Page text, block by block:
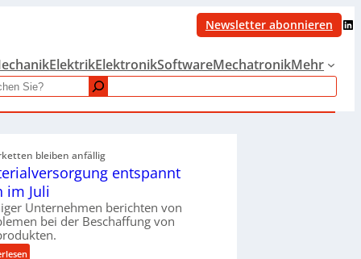
Newsletter abonnieren LinkedIn
ElektrikElektronikSoftwareMechatronikMehr
bleiben anfällig
entspannt
im Juli
Unternehmen berichten von
bei der Beschaffung von
: